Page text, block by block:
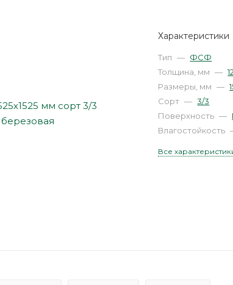
Характеристики
Тип — ФСФ
Толщина, мм — 12
Размеры, мм —
Сорт — 3/3
Поверхность —
Влагостойкость
Все